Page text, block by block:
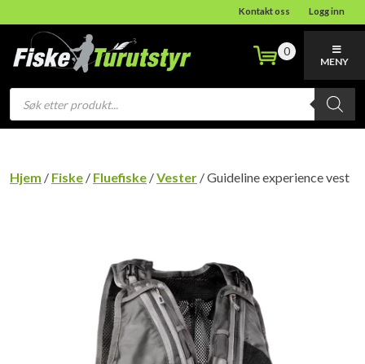
Kontakt oss Logg inn
Products
search
0
MENY
Hjem / Fiske / Fluefiske /Vester / Guideline experience vest